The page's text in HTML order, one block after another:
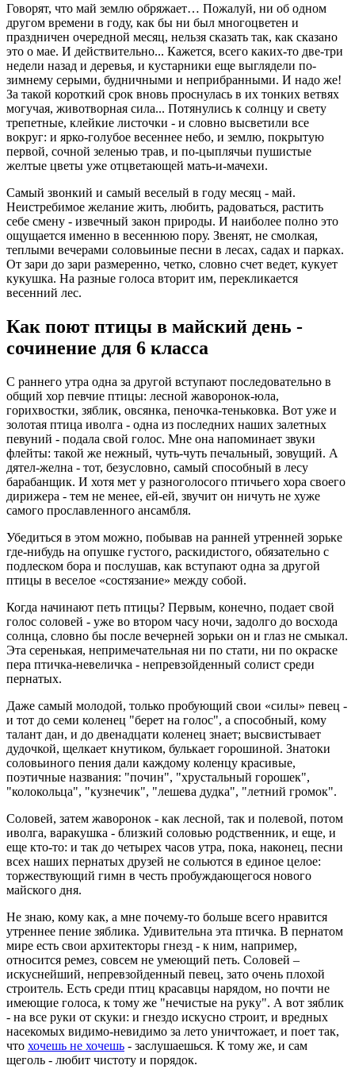
Говорят, что май землю обряжает… Пожалуй, ни об одном
другом времени в году, как бы ни был многоцветен и
праздничен очередной месяц, нельзя сказать так, как сказано
это о мае. И действительно... Кажется, всего каких-то две-три
недели назад и деревья, и кустарники еще выглядели по-
зимнему серыми, будничными и неприбранными. И надо же!
За такой короткий срок вновь проснулась в их тонких ветвях
могучая, животворная сила... Потянулись к солнцу и свету
трепетные, клейкие листочки - и словно высветили все
вокруг: и ярко-голубое весеннее небо, и землю, покрытую
первой, сочной зеленью трав, и по-цыплячьи пушистые
желтые цветы уже отцветающей мать-и-мачехи.
Самый звонкий и самый веселый в году месяц - май.
Неистребимое желание жить, любить, радоваться, растить
себе смену - извечный закон природы. И наиболее полно это
ощущается именно в весеннюю пору. Звенят, не смолкая,
теплыми вечерами соловьиные песни в лесах, садах и парках.
От зари до зари размеренно, четко, словно счет ведет, кукует
кукушка. На разные голоса вторит им, перекликается
весенний лес.
Как поют птицы в майский день -
сочинение для 6 класса
С раннего утра одна за другой вступают последовательно в
общий хор певчие птицы: лесной жаворонок-юла,
горихвостки, зяблик, овсянка, пеночка-теньковка. Вот уже и
золотая птица иволга - одна из последних наших залетных
певуний - подала свой голос. Мне она напоминает звуки
флейты: такой же нежный, чуть-чуть печальный, зовущий. А
дятел-желна - тот, безусловно, самый способный в лесу
барабанщик. И хотя мет у разноголосого птичьего хора своего
дирижера - тем не менее, ей-ей, звучит он ничуть не хуже
самого прославленного ансамбля.
Убедиться в этом можно, побывав на ранней утренней зорьке
где-нибудь на опушке густого, раскидистого, обязательно с
подлеском бора и послушав, как вступают одна за другой
птицы в веселое «состязание» между собой.
Когда начинают петь птицы? Первым, конечно, подает свой
голос соловей - уже во втором часу ночи, задолго до восхода
солнца, словно бы после вечерней зорьки он и глаз не смыкал.
Эта серенькая, непримечательная ни по стати, ни по окраске
пера птичка-невеличка - непревзойденный солист среди
пернатых.
Даже самый молодой, только пробующий свои «силы» певец -
и тот до семи коленец "берет на голос", а способный, кому
талант дан, и до двенадцати коленец знает; высвистывает
дудочкой, щелкает кнутиком, булькает горошиной. Знатоки
соловьиного пения дали каждому коленцу красивые,
поэтичные названия: "почин", "хрустальный горошек",
"колокольца", "кузнечик", "лешева дудка", "летний громок".
Соловей, затем жаворонок - как лесной, так и полевой, потом
иволга, варакушка - близкий соловью родственник, и еще, и
еще кто-то: и так до четырех часов утра, пока, наконец, песни
всех наших пернатых друзей не сольются в единое целое:
торжествующий гимн в честь пробуждающегося нового
майского дня.
Не знаю, кому как, а мне почему-то больше всего нравится
утреннее пение зяблика. Удивительна эта птичка. В пернатом
мире есть свои архитекторы гнезд - к ним, например,
относится ремез, совсем не умеющий петь. Соловей –
искуснейший, непревзойденный певец, зато очень плохой
строитель. Есть среди птиц красавцы нарядом, но почти не
имеющие голоса, к тому же "нечистые на руку". А вот зяблик
- на все руки от скуки: и гнездо искусно строит, и вредных
насекомых видимо-невидимо за лето уничтожает, и поет так,
что хочешь не хочешь - заслушаешься. К тому же, и сам
щеголь - любит чистоту и порядок.